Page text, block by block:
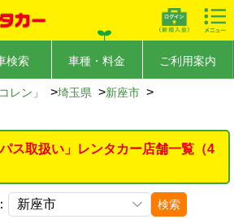
検索 車種・料金 ご利用案内
レン」 >埼玉県 >新座市 >
ス取扱い」レンタカー店舗一覧（4
検索